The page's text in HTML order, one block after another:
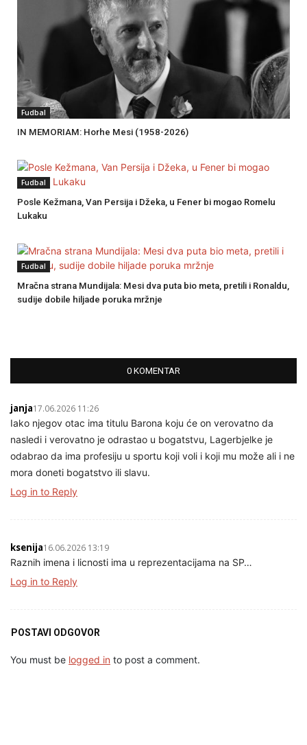
Fudbal
IN MEMORIAM: Horhe Mesi (1958-2026)
Fudbal
Posle Kežmana, Van Persija i Džeka, u Fener bi mogao Romelu
Lukaku
Fudbal
Mračna strana Mundijala: Mesi dva puta bio meta, pretili i Ronaldu,
sudije dobile hiljade poruka mržnje
0 KOMENTAR
janja17.06.2026 11:26
Iako njegov otac ima titulu Barona koju će on verovatno da
nasledi i verovatno je odrastao u bogatstvu, Lagerbjelke je
odabrao da ima profesiju u sportu koji voli i koji mu može ali i ne
mora doneti bogatstvo ili slavu.
Log in to Reply
ksenija16.06.2026 13:19
Raznih imena i licnosti ima u reprezentacijama na SP…
Log in to Reply
POSTAVI ODGOVOR
You must be logged in to post a comment.